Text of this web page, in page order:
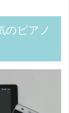
のピアノ